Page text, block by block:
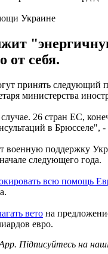
Украине
от себя.
принять
министерства
26 стран ЕС,
в Брюсселе", -
военную поддержку
следующего года.
всю помощь
вето на
евро.
Підписуйтесь на